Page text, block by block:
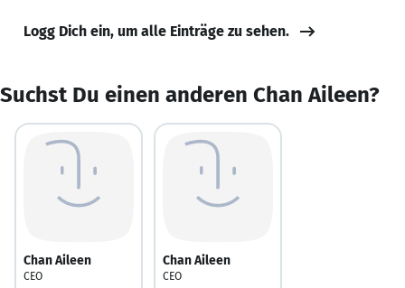
Logg Dich ein, um alle Einträge zu sehen.
Suchst Du einen anderen Chan Aileen?
Chan Aileen
CEO
Chan Aileen
CEO